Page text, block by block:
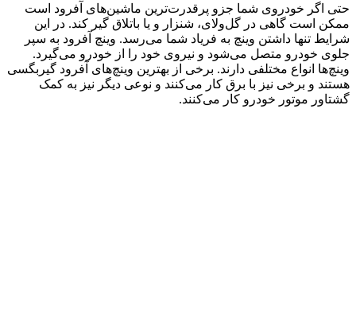
حتی اگر خودروی شما جزو پرقدرت‌ترین ماشین‌های آفرود است
ممکن است گاهی در گل‌و‌لای، شنزار و یا باتلاق گیر کند. در این
شرایط تنها داشتن وینچ به فریاد شما می‌رسد. وینچ آفرود به سپر
جلوی خودرو متصل می‌شود و نیروی خود را از خودرو می‌گیرد.
وینچ‌ها انواع مختلفی دارند. برخی از بهترین وینچ‌های آفرود گیربگسی
هستند و برخی نیز با برق کار می‌کنند و نوعی دیگر نیز به کمک
گشتاور موتور خودرو کار می‌کنند.